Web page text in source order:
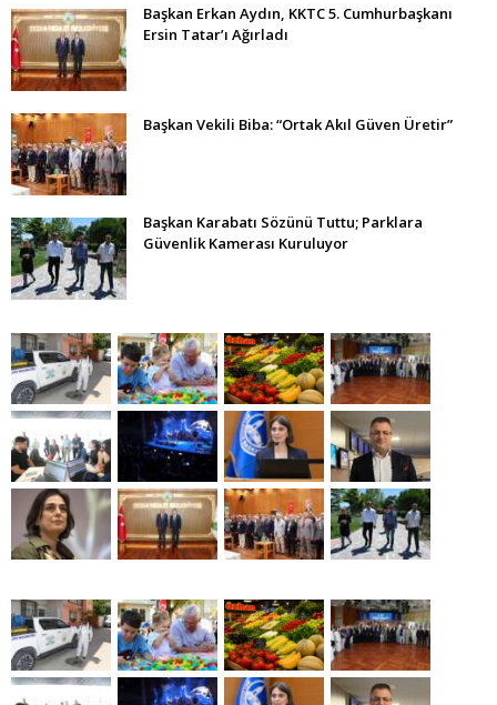
Başkan Erkan Aydın, KKTC 5. Cumhurbaşkanı
Ersin Tatar’ı Ağırladı
Başkan Vekili Biba: “Ortak Akıl Güven Üretir”
Başkan Karabatı Sözünü Tuttu; Parklara
Güvenlik Kamerası Kuruluyor